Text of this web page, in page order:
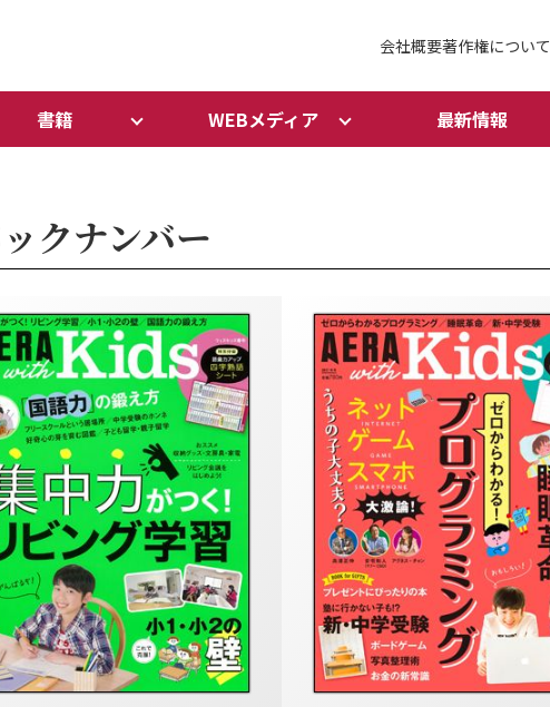
会社概要著作権について
書籍 WEBメディア 最新情報
クナンバー